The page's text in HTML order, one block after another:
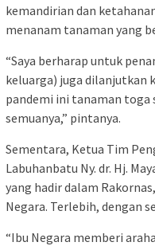
kemandirian dan
menanam tanaman yang
“Saya berharap untuk
keluarga) juga dilanjutkan
pandemi ini tanaman
semuanya,” pintanya.
Sementara, Ketua Tim
Labuhanbatu Ny. dr. Hj.
yang hadir dalam
Negara. Terlebih, dengan
“Ibu Negara memberi